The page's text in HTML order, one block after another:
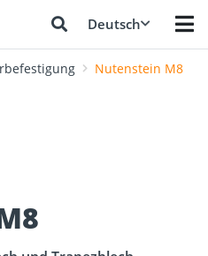
Deutsch
Nutenstein M8